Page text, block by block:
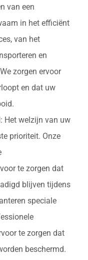
van een
in het efficiënt
van het
en
zorgen ervoor
en dat uw
: Het welzijn van uw
prioriteit. Onze
te zorgen dat
blijven tijdens
speciale
te zorgen dat
beschermd.